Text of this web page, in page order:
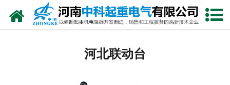
网站首页
河北联动台